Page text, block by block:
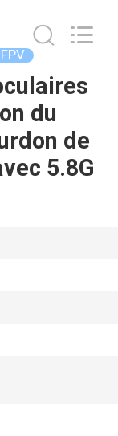
du
de
5.8G